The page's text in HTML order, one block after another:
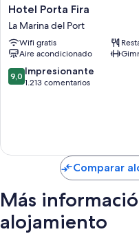
Hotel
Porta
Fira
La
Marina
del
Port
Hotel Porta Fira
La Marina del Port
Wifi gratis
Aire acondicionado
9.0
sobre
9,0 Impresionante
1.213 comentarios
Comparar
Más
alojamiento